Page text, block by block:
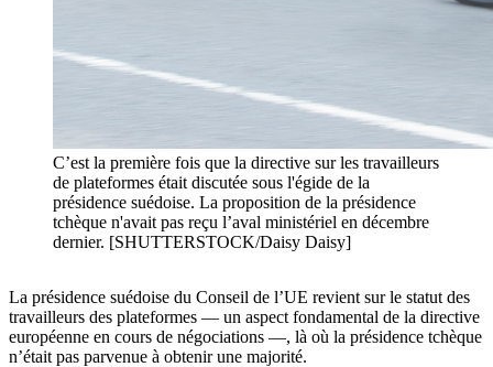
C’est la première fois que la directive sur les travailleurs
de plateformes était discutée sous l'égide de la
présidence suédoise. La proposition de la présidence
tchèque n'avait pas reçu l’aval ministériel en décembre
dernier. [SHUTTERSTOCK/Daisy Daisy]
La présidence suédoise du Conseil de l’UE revient sur le statut des
travailleurs des plateformes — un aspect fondamental de la directive
européenne en cours de négociations —, là où la présidence tchèque
n’était pas parvenue à obtenir une majorité.